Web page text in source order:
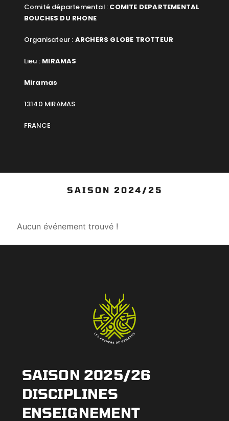
Comité départemental : COMITE DEPARTEMENTAL
BOUCHES DU RHONE
Organisateur : ARCHERS GLOBE TROTTEUR
Lieu : MIRAMAS
Miramas
13140 MIRAMAS
FRANCE
SAISON 2024/25
Aucun événement trouvé !
SAISON 2025/26
DISCIPLINES
ENSEIGNEMENT